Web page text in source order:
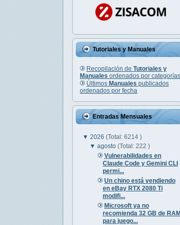
Tutoriales y Manuales
Recopilación de Tutoriales y
Manuales ordenados por categorías
Últimos Manuales publicados
ordenados por fecha
Entradas Mensuales
▼ 2026 (Total: 6214 )
▼agosto(Total: 222 )
Vulnerabilidades en
Claude Code y Gemini CLI
permi...
Un chino está vendiendo
en eBay RTX 2080 Ti
modifi...
Microsoft ya no
recomienda 32 GB de
para juego...